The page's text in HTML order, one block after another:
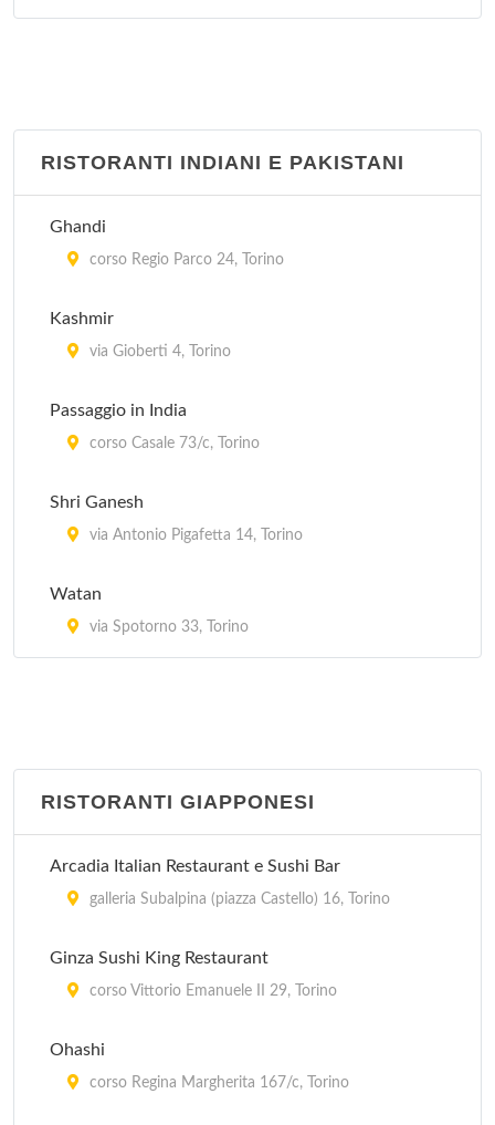
RISTORANTI INDIANI E PAKISTANI
Ghandi
corso Regio Parco 24, Torino
Kashmir
via Gioberti 4, Torino
Passaggio in India
corso Casale 73/c, Torino
Shri Ganesh
via Antonio Pigafetta 14, Torino
Watan
via Spotorno 33, Torino
RISTORANTI GIAPPONESI
Arcadia Italian Restaurant e Sushi Bar
galleria Subalpina (piazza Castello) 16, Torino
Ginza Sushi King Restaurant
corso Vittorio Emanuele II 29, Torino
Ohashi
corso Regina Margherita 167/c, Torino